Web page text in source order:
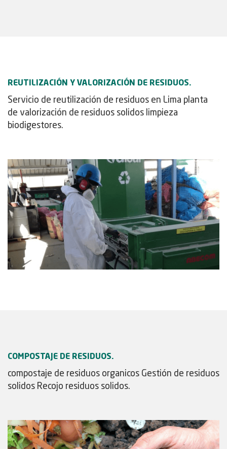
REUTILIZACIÓN Y VALORIZACIÓN DE RESIDUOS.
Servicio de reutilización de residuos en Lima planta
de valorización de residuos solidos limpieza
biodigestores.
COMPOSTAJE DE RESIDUOS.
compostaje de residuos organicos Gestión de residuos
solidos Recojo residuos solidos.